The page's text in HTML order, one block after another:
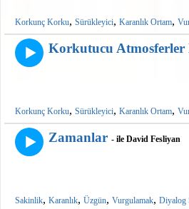
Korkunç Korku, Sürükleyici, Karanlık Ortam,
Korkutucu Atmosferler
Korkunç Korku, Sürükleyici, Karanlık Ortam,
Zamanlar - ile David Fesliyan
Sakinlik, Karanlık, Üzgün, Vurgulamak, Diyalog